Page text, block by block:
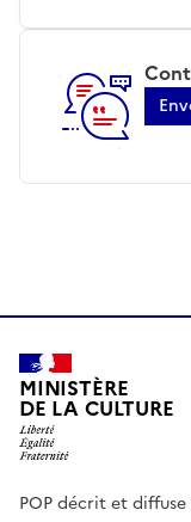
MINISTÈRE
DE LA CULTURE
POP décrit et